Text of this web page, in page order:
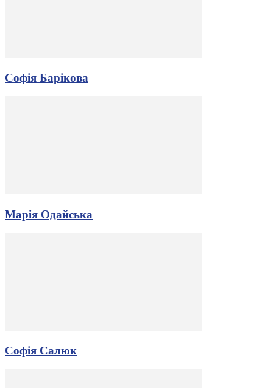
Софія Барікова
Марія Одайська
Софія Салюк